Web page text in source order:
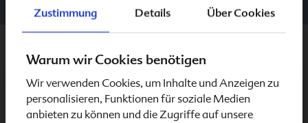
Zustimmung Details Über Cookies
Warum wir Cookies benötigen
Wir verwenden Cookies, um Inhalte und Anzeigen zu
personalisieren, Funktionen für soziale Medien
anbieten zu können und die Zugriffe auf unsere
Kinderwunsch beim Mann
Folio fertil men
Folio fertil menenthält eine einzigartige
Schwangerschaft & Stillzeit